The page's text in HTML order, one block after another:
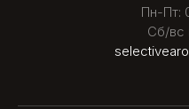
Пн-Пт:
Сб/вс